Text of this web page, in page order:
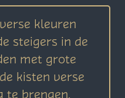
kleuren
steigers in de
met grote
kisten verse
te brengen.